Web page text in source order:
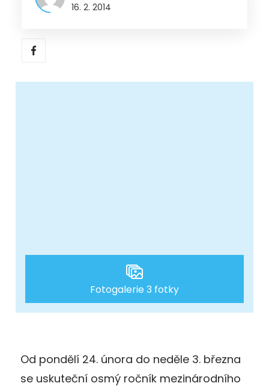
16. 2. 2014
Fotogalerie 3 fotky
Od pondělí 24. února do neděle 3. března
se uskuteční osmý ročník mezinárodního